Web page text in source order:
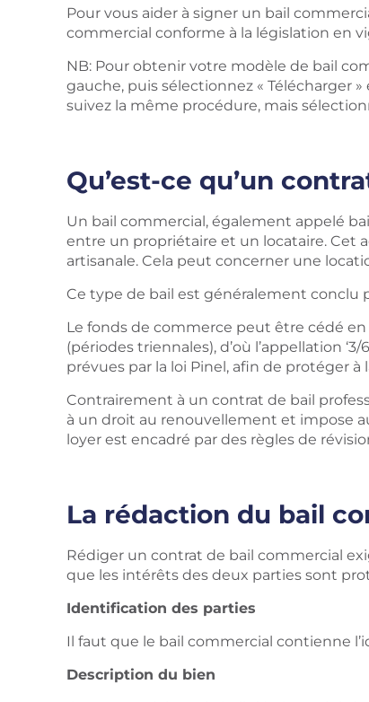
Pour vous aider à signer un bail
commercial conforme à la législation en
NB: Pour obtenir votre modèle de bail
gauche, puis sélectionnez « Télécharger
suivez la même procédure, mais
Qu’est-ce qu’un
Un bail commercial, également appelé
entre un propriétaire et un locataire. Cet
artisanale. Cela peut concerner une
Ce type de bail est généralement
Le fonds de commerce peut être cédé
(périodes triennales), d’où l’appellation
prévues par la loi Pinel, afin de protéger
Contrairement à un contrat de bail
à un droit au renouvellement et impose
loyer est encadré par des règles de
La rédaction du bail
Rédiger un contrat de bail commercial
que les intérêts des deux parties sont
Identification des parties
Il faut que le bail commercial contienne
Description du bien